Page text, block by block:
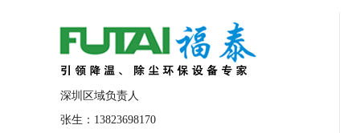
深圳区域负责人
张生：13823698170